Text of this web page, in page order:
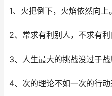
1、火把倒下，火焰依然向上。
2、常求有利别人，不求有利
3、人生最大的挑战没过于战
4、次的理论不如一次的行动